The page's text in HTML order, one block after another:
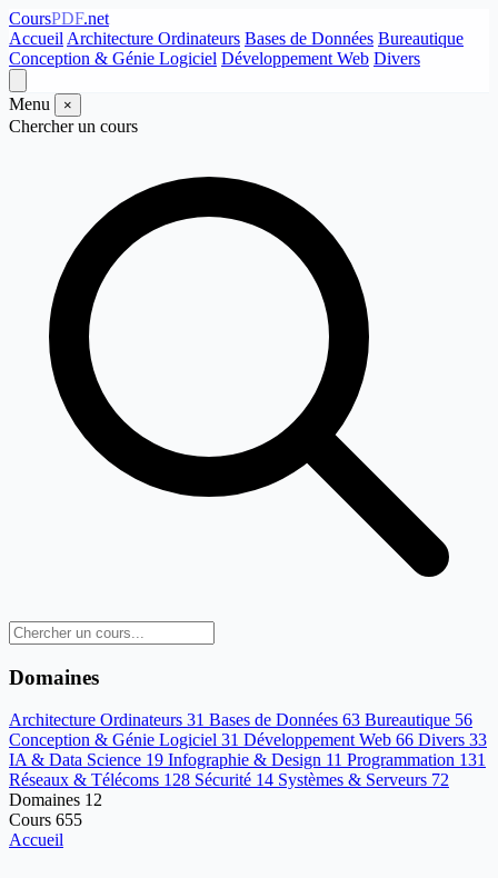
CoursPDF.net
Accueil Architecture Ordinateurs Bases de Données Bureautique
Conception & Génie Logiciel Développement Web Divers
Menu ×
Chercher un cours
Domaines
Architecture Ordinateurs 31 Bases de Données 63 Bureautique 56
Conception & Génie Logiciel 31 Développement Web 66 Divers 33
IA & Data Science 19 Infographie & Design 11 Programmation 131
Réseaux & Télécoms 128 Sécurité 14 Systèmes & Serveurs 72
Domaines 12
Cours 655
Accueil